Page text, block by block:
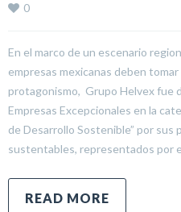
0
En el marco de un escenario
empresas mexicanas deben tomar
protagonismo, Grupo Helvex fue
Empresas Excepcionales en la
de Desarrollo Sostenible” por sus
sustentables, representados por
READ MORE